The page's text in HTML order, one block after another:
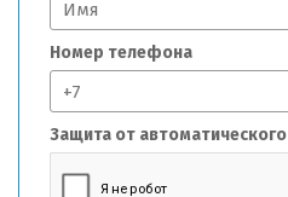
Номер телефона
Защита от